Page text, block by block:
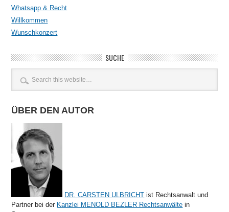
Whatsapp & Recht
Willkommen
Wunschkonzert
SUCHE
ÜBER DEN AUTOR
DR. CARSTEN ULBRICHT ist Rechtsanwalt und
Partner bei der Kanzlei MENOLD BEZLER Rechtsanwälte in